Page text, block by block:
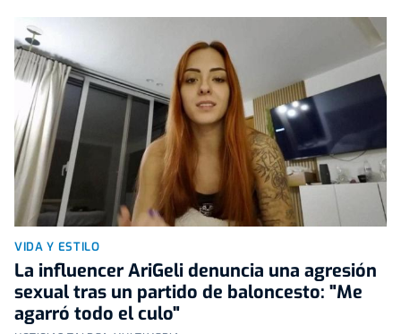
VIDA Y ESTILO
La influencer AriGeli denuncia una agresión
sexual tras un partido de baloncesto: "Me
agarró todo el culo"